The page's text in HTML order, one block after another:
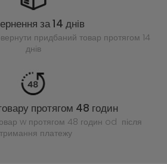
за 14 днів
придбаний товар протягом 14
днів
протягом 48 годин
w протягом 48 годин od після
платежу